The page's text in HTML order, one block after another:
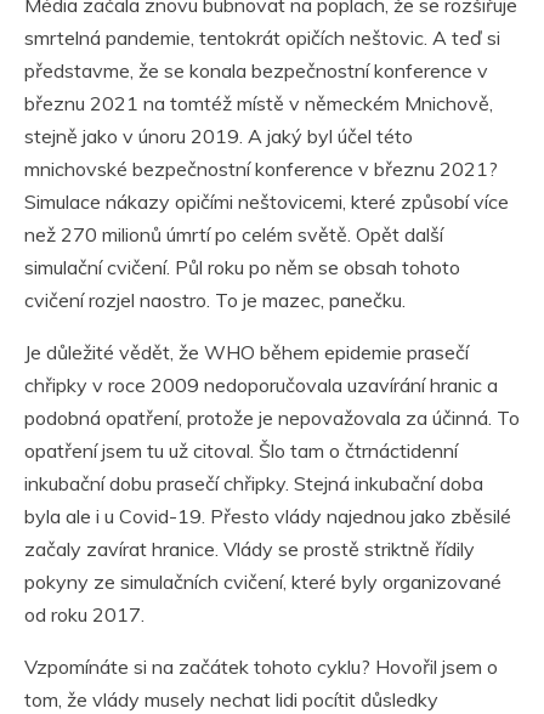
Média začala znovu bubnovat na poplach, že se rozšiřuje
smrtelná pandemie, tentokrát opičích neštovic. A teď si
představme, že se konala bezpečnostní konference v
březnu 2021 na tomtéž místě v německém Mnichově,
stejně jako v únoru 2019. A jaký byl účel této
mnichovské bezpečnostní konference v březnu 2021?
Simulace nákazy opičími neštovicemi, které způsobí více
než 270 milionů úmrtí po celém světě. Opět další
simulační cvičení. Půl roku po něm se obsah tohoto
cvičení rozjel naostro. To je mazec, panečku.
Je důležité vědět, že WHO během epidemie prasečí
chřipky v roce 2009 nedoporučovala uzavírání hranic a
podobná opatření, protože je nepovažovala za účinná. To
opatření jsem tu už citoval. Šlo tam o čtrnáctidenní
inkubační dobu prasečí chřipky. Stejná inkubační doba
byla ale i u Covid-19. Přesto vlády najednou jako zběsilé
začaly zavírat hranice. Vlády se prostě striktně řídily
pokyny ze simulačních cvičení, které byly organizované
od roku 2017.
Vzpomínáte si na začátek tohoto cyklu? Hovořil jsem o
tom, že vlády musely nechat lidi pocítit důsledky